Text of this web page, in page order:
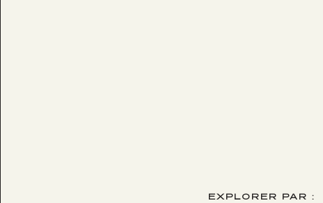
EXPLORER PAR :